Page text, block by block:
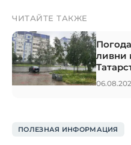
ЧИТАЙТЕ ТАКЖЕ
ливни
ПОЛЕЗНАЯ ИНФОРМАЦИЯ